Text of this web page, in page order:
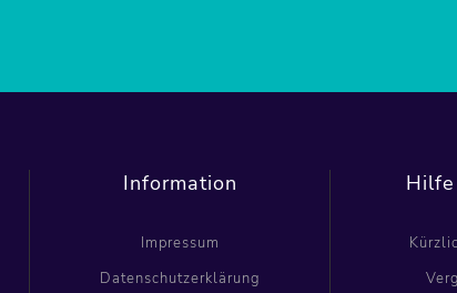
Information
Impressum
Datenschutzerklärung